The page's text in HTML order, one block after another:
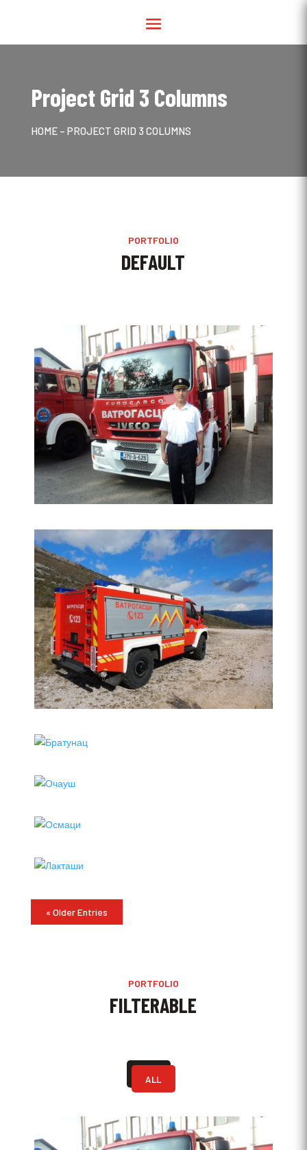
Project Grid 3 Columns
HOME– PROJECT GRID 3 COLUMNS
PORTFOLIO
DEFAULT
« Older Entries
PORTFOLIO
FILTERABLE
ALL